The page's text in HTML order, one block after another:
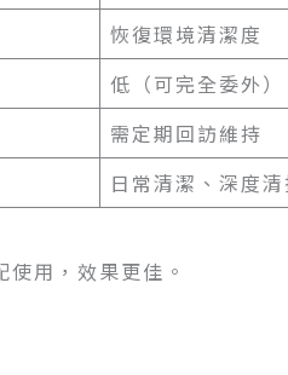
恢復環境清潔度
低（可完全委外）
需定期回訪維持
日常清潔、深度清
使用，效果更佳。